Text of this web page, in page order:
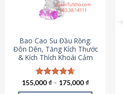
chọn
có
chọn
trên
trang
sản
phẩm
Bao Cao Su Đầu Rồng:
Đôn Dên, Tăng Kích Thước
& Kích Thích Khoái Cảm
Được xếp
hạng4.69
155,000₫ – 175,000₫